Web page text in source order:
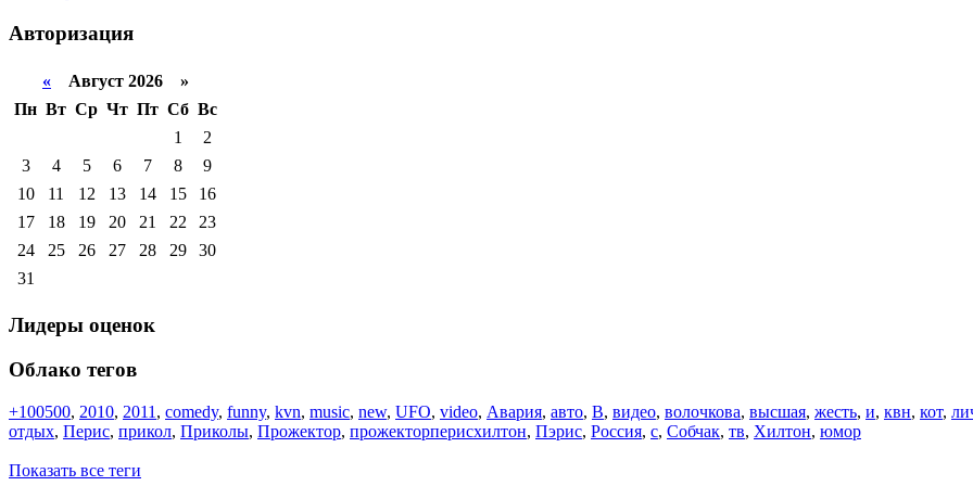
Авторизация
« Август 2026 »
Пн Вт Ср Чт Пт Сб Вс
1
2
3
4 5 6 7 8
9
10
11 12 13 14 15
16
17
18 19 20 21 22
23
24
25 26 27 28 29
30
31
Лидеры оценок
Облако тегов
+100500, 2010, 2011 , comedy, funny, kvn, music, new, UFO, video, Авария, авто, В, видео, волочкова, высшая, жесть, и, квн, кот,
отдых, Перис, прикол, Приколы, Прожектор, прожекторперисхилтон, Пэрис, Россия, с, Собчак, тв, Хилтон, юмор
Показать все теги